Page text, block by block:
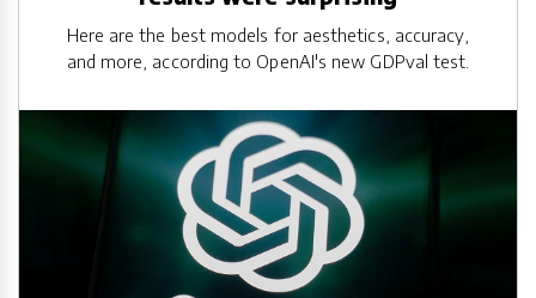
Here are the best models for aesthetics, accuracy,
and more, according to OpenAI's new GDPval test.